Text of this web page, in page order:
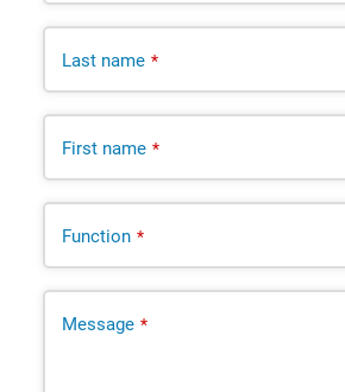
Last name *
First name *
Function *
Message *